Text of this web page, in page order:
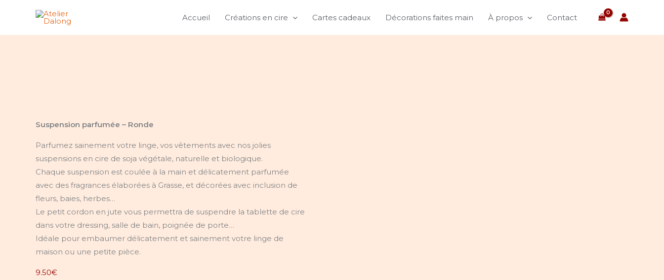
contenu
Accueil Créations en cire Cartes cadeaux Décorations faites main À propos Contact
Suspension parfumée – Ronde
Parfumez sainement votre linge, vos vêtements avec nos jolies
suspensions en cire de soja végétale, naturelle et biologique.
Chaque suspension est coulée à la main et délicatement parfumée
avec des fragrances élaborées à Grasse, et décorées avec inclusion de
fleurs, baies, herbes…
Le petit cordon en jute vous permettra de suspendre la tablette de cire
dans votre dressing, salle de bain, poignée de porte…
Idéale pour embaumer délicatement et sainement votre linge de
maison ou une petite pièce.
9.50€
de
Suspension